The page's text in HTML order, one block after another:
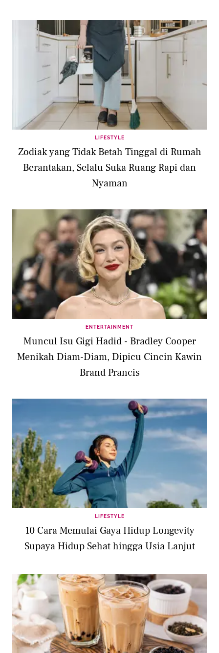
LIFESTYLE
Zodiak yang Tidak Betah Tinggal di Rumah
Berantakan, Selalu Suka Ruang Rapi dan
Nyaman
ENTERTAINMENT
Muncul Isu Gigi Hadid - Bradley Cooper
Menikah Diam-Diam, Dipicu Cincin Kawin
Brand Prancis
LIFESTYLE
10 Cara Memulai Gaya Hidup Longevity
Supaya Hidup Sehat hingga Usia Lanjut